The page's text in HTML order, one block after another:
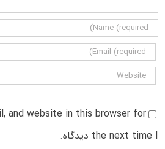
and website in this browser for
the next time I دیدگاه.